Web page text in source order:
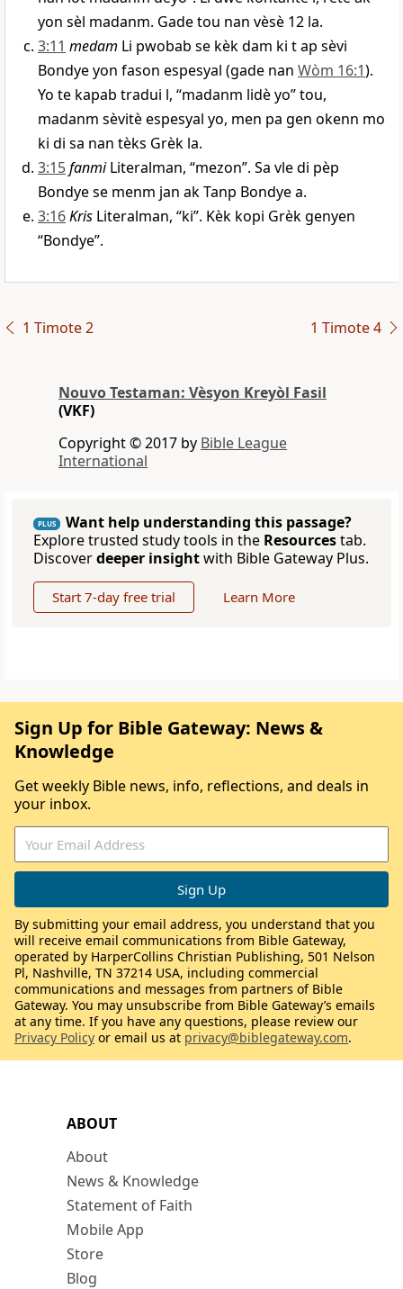
yon sèl madanm. Gade tou nan vèsè 12 la.
3:11 medam Li pwobab se kèk dam ki t ap sèvi
Bondye yon fason espesyal (gade nan Wòm 16:1).
Yo te kapab tradui l, “madanm lidè yo” tou,
madanm sèvitè espesyal yo, men pa gen okenn mo
ki di sa nan tèks Grèk la.
3:15fanmiLiteralman, “mezon”. Sa vle di pèp
Bondye se menm jan ak Tanp Bondye a.
3:16Kris Literalman, “ki”. Kèk kopi Grèk genyen
“Bondye”.
1 Timote 2 1 Timote 4
Nouvo Testaman: Vèsyon Kreyòl Fasil
(VKF)
Copyright © 2017 by Bible League
International
PLUS
Want help understanding this passage?
Explore trusted study tools in the Resourcestab.
Discoverdeeper insightwith Bible Gateway Plus.
Start 7-day free trial Learn More
ABOUT
About
News & Knowledge
Statement of Faith
Mobile App
Store
Blog
Sign Up for Bible Gateway: News &
Knowledge
Get weekly Bible news, info, reflections, and deals in
your inbox.
By submitting your email address, you understand that you
will receive email communications from Bible Gateway,
operated by HarperCollins Christian Publishing, 501 Nelson
Pl, Nashville, TN 37214 USA, including commercial
communications and messages from partners of Bible
Gateway. You may unsubscribe from Bible Gateway’s emails
at any time. If you have any questions, please review our
Privacy Policy or email us at privacy@biblegateway.com.